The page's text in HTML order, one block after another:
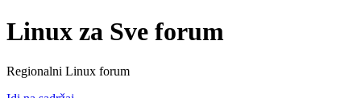
Linux za Sve forum
Regionalni Linux forum